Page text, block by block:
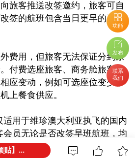
功能
发布
联系
我们
旅客推送改签邀约，旅客可自
签的航班包含当日更早的直飞
费用，但旅客无法保证分到原
付费选座旅客、商务舱旅客改
应变动，例如可选座位变少，
上餐食供应。
适用于维珍澳大利亚执飞的国内
会员无论是否改签早班航班，均
积积分与等级积分。
贴】...